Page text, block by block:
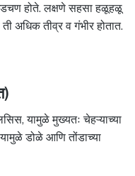
होते. लक्षणे सहसा हळूहळू
अधिक तीव्र व गंभीर होतात.
यामुळे मुख्यतः चेहऱ्याच्या
डोळे आणि तोंडाच्या